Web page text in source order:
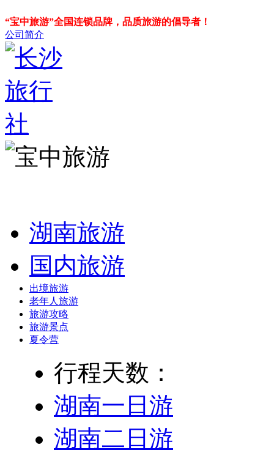
“宝中旅游”全国连锁品牌，品质旅游的倡导者！
公司简介
湖南旅游
国内旅游
出境旅游
老年人旅游
旅游攻略
旅游景点
夏令营
行程天数：
湖南一日游
湖南二日游